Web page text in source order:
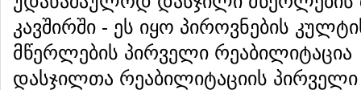
კავშირში - ეს იყო პიროვნების
მწერლების პირველი
დასჯილთა რეაბილიტაციის